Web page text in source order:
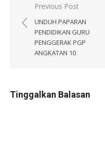
Navigasi
pos
Previous Post
UNDUH PAPARAN
PENDIDIKAN GURU
PENGGERAK PGP
ANGKATAN 10
Tinggalkan Balasan